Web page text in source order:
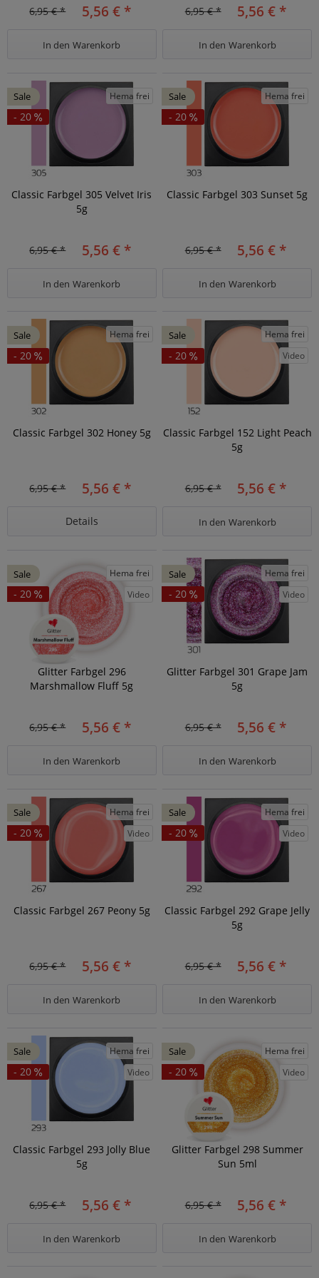
6,95 € * 5,56 € *
In den Warenkorb
6,95 € * 5,56 € *
In den Warenkorb
Sale
- 20
Hema frei
Classic Farbgel 305 Velvet Iris
5g
6,95 € * 5,56 € *
In den Warenkorb
Sale
- 20
Hema frei
Classic Farbgel 303 Sunset 5g
6,95 € * 5,56 € *
In den Warenkorb
Sale
- 20
Hema frei
Classic Farbgel 302 Honey 5g
6,95 € * 5,56 € *
Details
Sale
- 20
Hema frei
Video
Classic Farbgel 152 Light Peach
5g
6,95 € * 5,56 € *
In den Warenkorb
Sale
- 20
Hema frei
Video
Glitter Farbgel 296
Marshmallow Fluff 5g
6,95 € * 5,56 € *
In den Warenkorb
Sale
- 20
Hema frei
Video
Glitter Farbgel 301 Grape Jam
5g
6,95 € * 5,56 € *
In den Warenkorb
Sale
- 20
Hema frei
Video
Classic Farbgel 267 Peony 5g
6,95 € * 5,56 € *
In den Warenkorb
Sale
- 20
Hema frei
Video
Classic Farbgel 292 Grape Jelly
5g
6,95 € * 5,56 € *
In den Warenkorb
Sale
- 20
Hema frei
Video
Classic Farbgel 293 Jolly Blue
5g
6,95 € * 5,56 € *
In den Warenkorb
Sale
- 20
Hema frei
Video
Glitter Farbgel 298 Summer
Sun 5ml
6,95 € * 5,56 € *
In den Warenkorb